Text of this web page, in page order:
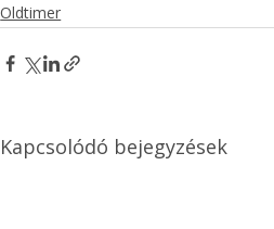
Oldtimer
Kapcsolódó bejegyzések